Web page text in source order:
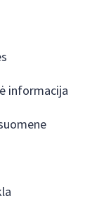
informacija